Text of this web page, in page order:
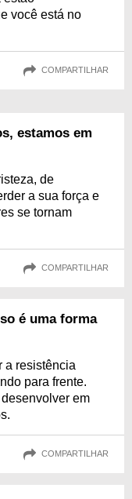
você está no
COMPARTILHAR
estamos em
de
a sua força e
se tornam
COMPARTILHAR
é uma forma
a resistência
para frente.
em
COMPARTILHAR